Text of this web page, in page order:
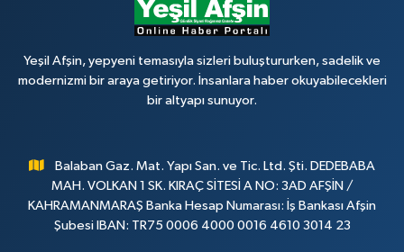
Yeşil Afşin, yepyeni temasıyla sizleri buluştururken, sadelik ve
modernizmi bir araya getiriyor. İnsanlara haber okuyabilecekleri
bir altyapı sunuyor.
Balaban Gaz. Mat. Yapı San. ve Tic. Ltd. Şti. DEDEBABA
MAH. VOLKAN 1 SK. KIRAÇ SİTESİ A NO: 3AD AFŞİN /
KAHRAMANMARAŞ Banka Hesap Numarası: İş Bankası Afşin
Şubesi IBAN: TR75 0006 4000 0016 4610 3014 23